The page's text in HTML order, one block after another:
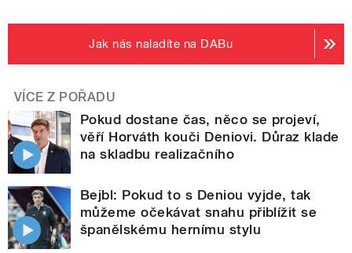
Jak nás naladíte na DABu
VÍCE Z POŘADU
Pokud dostane čas, něco se projeví,
věří Horváth kouči Deniovi. Důraz klade
na skladbu realizačního
Bejbl: Pokud to s Deniou vyjde, tak
můžeme očekávat snahu přiblížit se
španělskému hernímu stylu